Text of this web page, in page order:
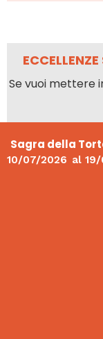
Se vuoi mettere
Sagra della
10/07/2026 al